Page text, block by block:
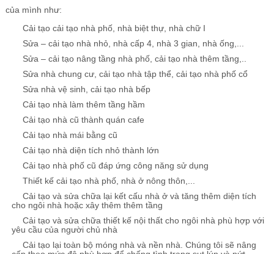
của mình như:
Cải tạo cải tạo nhà phố, nhà biệt thự, nhà chữ I
Sửa – cải tạo nhà nhỏ, nhà cấp 4, nhà 3 gian, nhà ống,...
Sửa – cải tạo nâng tầng nhà phố, cải tạo nhà thêm tầng,..
Sửa nhà chung cư, cải tạo nhà tập thể, cải tạo nhà phố cổ
Sửa nhà vệ sinh, cải tạo nhà bếp
Cải tạo nhà làm thêm tầng hầm
Cải tạo nhà cũ thành quán cafe
Cải tạo nhà mái bằng cũ
Cải tạo nhà diện tích nhỏ thành lớn
Cải tạo nhà phố cũ đáp ứng công năng sử dụng
Thiết kế cải tạo nhà phố, nhà ở nông thôn,...
Cải tạo và sửa chữa lại kết cấu nhà ở và tăng thêm diện tích
cho ngôi nhà hoặc xây thêm thêm tầng
Cải tạo và sửa chữa thiết kế nội thất cho ngôi nhà phù hợp với
yêu cầu của người chủ nhà
Cải tạo lại toàn bộ móng nhà và nền nhà. Chúng tôi sẽ nâng